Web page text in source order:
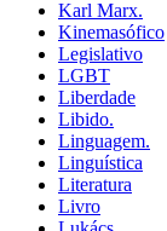
Karl Marx.
Kinemasófico
Legislativo
LGBT
Liberdade
Libido.
Linguagem.
Linguística
Literatura
Livro